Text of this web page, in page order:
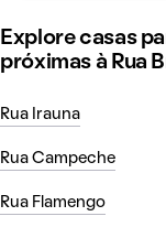
Explore casas
próximas à Rua
Rua Irauna
Rua Campeche
Rua Flamengo